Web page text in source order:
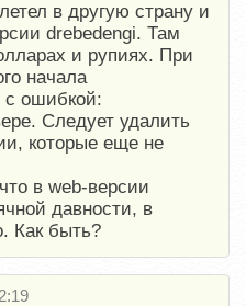
в другую страну и
drebedengi. Там
и рупиях. При
начала
с ошибкой:
Следует удалить
которые еще не
в web-версии
давности, в
Как быть?